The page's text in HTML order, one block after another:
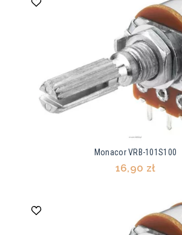
Monacor VRB-101S100
16,90 zł